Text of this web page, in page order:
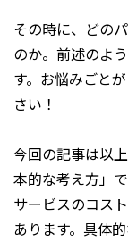
その時に、どの
のか――。前述の
す。お悩みごと
さい！
今回の記事は以
本的な考え方」
サービスのコス
あります。具体